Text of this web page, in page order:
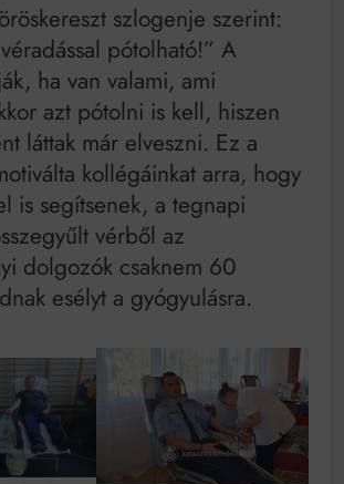
szlogenje szerint:
pótolható!” A
ha van valami, ami
azt pótolni is kell, hiszen
láttak már elveszni. Ez a
kollégáinkat arra, hogy
is segítsenek, a tegnapi
vérből az
dolgozók csaknem 60
esélyt a gyógyulásra.